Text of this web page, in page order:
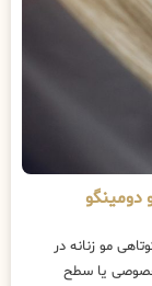
دومینگو
مو زنانه در
خصوصی یا سطح